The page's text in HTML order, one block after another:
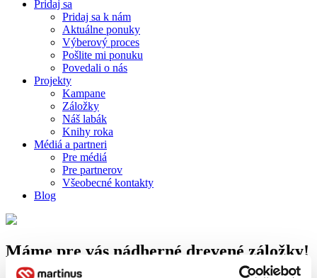
Pridaj sa
Pridaj sa k nám
Aktuálne ponuky
Výberový proces
Pošlite mi ponuku
Povedali o nás
Projekty
Kampane
Záložky
Náš labák
Knihy roka
Médiá a partneri
Pre médiá
Pre partnerov
Všeobecné kontakty
Blog
Máme pre vás nádherné drevené záložky!